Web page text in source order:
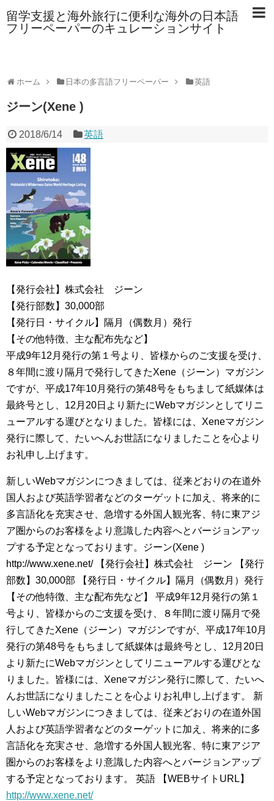
留学支援と海外旅行に便利な海外の日本語
フリーペーパーのキュレーションサイト
ホーム 日本の多言語フリーペーパー 英語
ジーン(Xene )
2018/6/14 英語
【発行会社】株式会社 ジーン
【発行部数】30,000部
【発行日・サイクル】隔月（偶数月）発行
【その他特徴、主な配布先など】
平成9年12月発行の第１号より、皆様からのご支援を受け、
８年間に渡り隔月で発行してきたXene（ジーン）マガジン
ですが、平成17年10月発行の第48号をもちまして紙媒体は
最終号とし、12月20日より新たにWebマガジンとしてリニ
ューアルする運びとなりました。皆様には、Xeneマガジン
発行に際して、たいへんお世話になりましたことを心より
お礼申し上げます。
新しいWebマガジンにつきましては、従来どおりの在道外
国人および英語学習者などのターゲットに加え、将来的に
多言語化を充実させ、急増する外国人観光客、特に東アジ
ア圏からのお客様をより意識した内容へとバージョンアッ
プする予定となっております。ジーン(Xene )
http://www.xene.net/ 【発行会社】株式会社 ジーン 【発行
部数】30,000部 【発行日・サイクル】隔月（偶数月）発行
【その他特徴、主な配布先など】 平成9年12月発行の第１
号より、皆様からのご支援を受け、８年間に渡り隔月で発
行してきたXene（ジーン）マガジンですが、平成17年10月
発行の第48号をもちまして紙媒体は最終号とし、12月20日
より新たにWebマガジンとしてリニューアルする運びとな
りました。皆様には、Xeneマガジン発行に際して、たいへ
んお世話になりましたことを心よりお礼申し上げます。 新
しいWebマガジンにつきましては、従来どおりの在道外国
人および英語学習者などのターゲットに加え、将来的に多
言語化を充実させ、急増する外国人観光客、特に東アジア
圏からのお客様をより意識した内容へとバージョンアップ
する予定となっております。 英語 【WEBサイトURL】
http://www.xene.net/